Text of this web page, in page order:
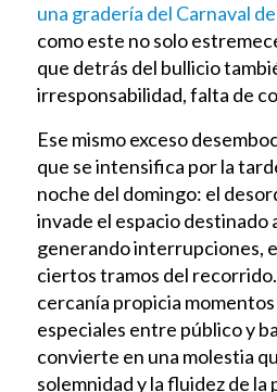
una gradería del Carnaval
como este no solo
que detrás del bullicio
irresponsabilidad, falta de
Ese mismo exceso
que se intensifica por la
noche del domingo: el
invade el espacio destinado
generando interrupciones,
ciertos tramos del recorrido.
cercanía propicia
especiales entre público y
convierte en una molestia
solemnidad y la fluidez de